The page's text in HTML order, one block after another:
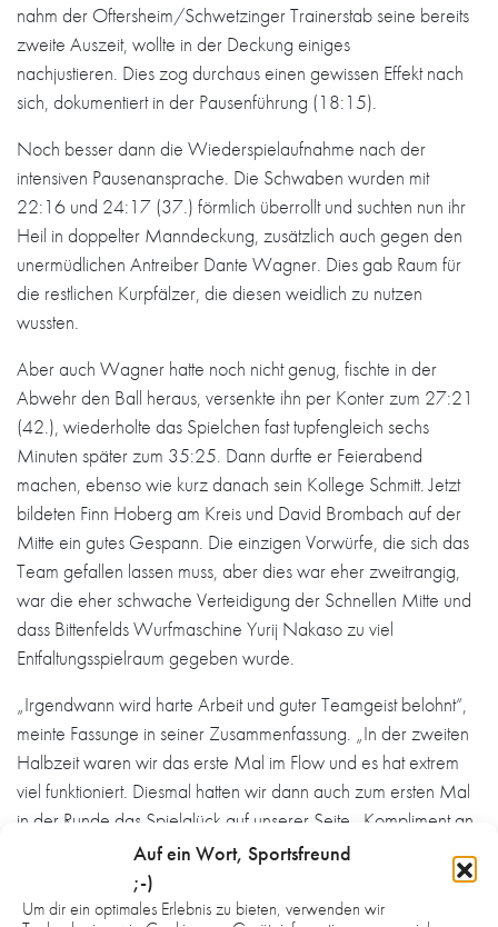
Auf ein Wort, Sportsfreund
;-)
Um dir ein optimales Erlebnis zu bieten, verwenden wir
nahm der Oftersheim/Schwetzinger Trainerstab seine bereits
zweite Auszeit, wollte in der Deckung einiges
nachjustieren. Dies zog durchaus einen gewissen Effekt nach
sich, dokumentiert in der Pausenführung (18:15).
Noch besser dann die Wiederspielaufnahme nach der
intensiven Pausenansprache. Die Schwaben wurden mit
22:16 und 24:17 (37.) förmlich überrollt und suchten nun ihr
Heil in doppelter Manndeckung, zusätzlich auch gegen den
unermüdlichen Antreiber Dante Wagner. Dies gab Raum für
die restlichen Kurpfälzer, die diesen weidlich zu nutzen
wussten.
Aber auch Wagner hatte noch nicht genug, fischte in der
Abwehr den Ball heraus, versenkte ihn per Konter zum 27:21
(42.), wiederholte das Spielchen fast tupfengleich sechs
Minuten später zum 35:25. Dann durfte er Feierabend
machen, ebenso wie kurz danach sein Kollege Schmitt. Jetzt
bildeten Finn Hoberg am Kreis und David Brombach auf der
Mitte ein gutes Gespann. Die einzigen Vorwürfe, die sich das
Team gefallen lassen muss, aber dies war eher zweitrangig,
war die eher schwache Verteidigung der Schnellen Mitte und
dass Bittenfelds Wurfmaschine Yurij Nakaso zu viel
Entfaltungsspielraum gegeben wurde.
„Irgendwann wird harte Arbeit und guter Teamgeist belohnt“,
meinte Fassunge in seiner Zusammenfassung. „In der zweiten
Halbzeit waren wir das erste Mal im Flow und es hat extrem
viel funktioniert. Diesmal hatten wir dann auch zum ersten Mal
in der Runde das Spielglück auf unserer Seite. Kompliment an
die ganze Mannschaft und vor allem an die Außen und
unseren Torwart. Das, was uns letzte Woche gefehlt hat,
wurde heute geliefert. Jetzt werden wir den Moment genießen